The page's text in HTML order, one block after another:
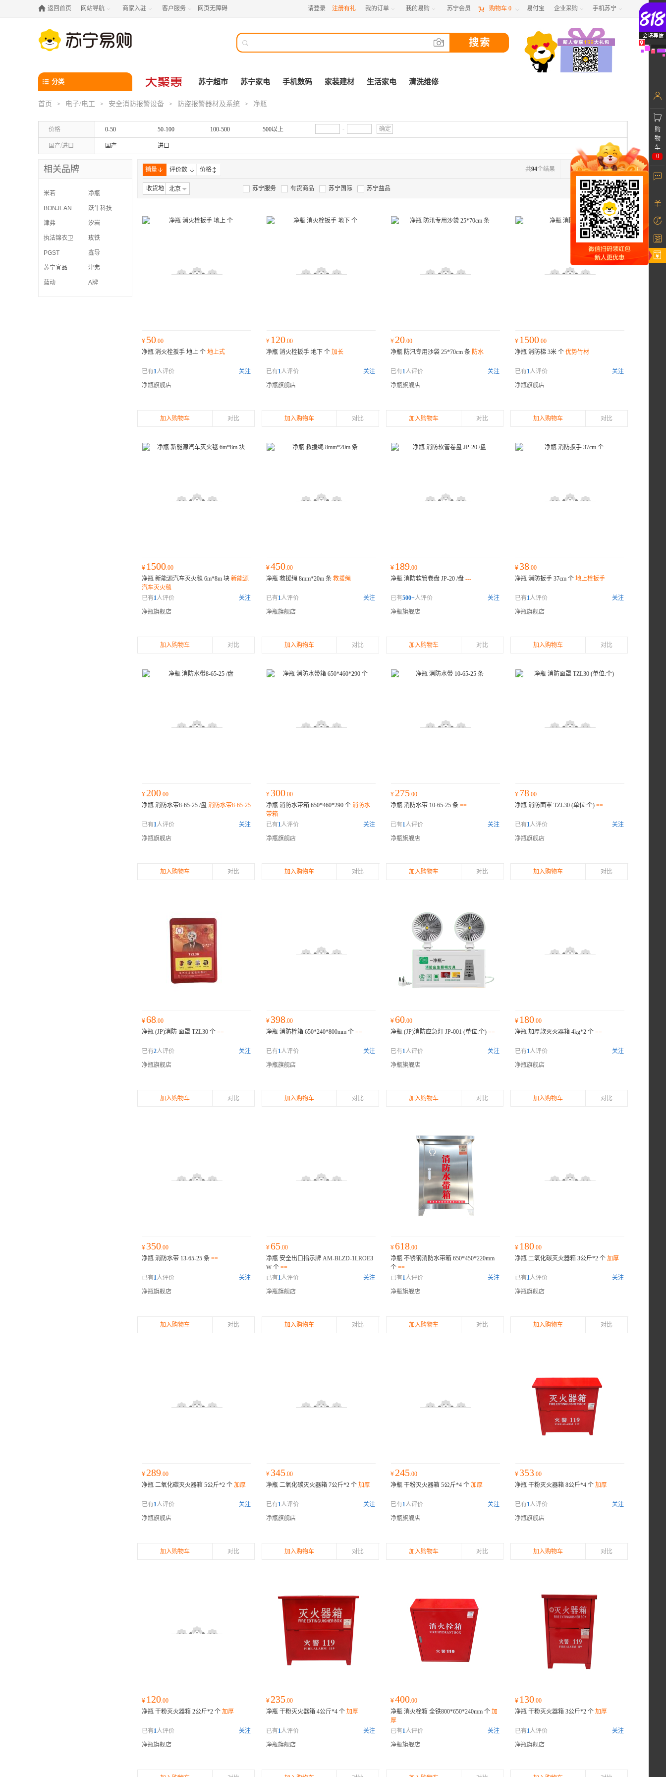
 返回首页 网站导航  商家入驻  客户服务  网页无障碍 请登录 注册有礼 我的订单  我的易购  苏宁会员  购物车 0  易付宝 企业采购  手机苏宁 

分类 苏宁超市 苏宁家电 手机数码 家装建材 生活家电 清洗维修
首页 > 电子/电工 > 安全消防报警设备 > 防盗报警器材及系统 > 净瓶
价格 0-50 50-100 100-500 500以上 - 确定
国产/进口 国产 进口
销量 评价数 价格 1/2
共94个结果
收货地 北京 苏宁服务 有货商品 苏宁国际 苏宁益品
¥ 50.00
净瓶 消火栓扳手 地上 个 地上式
已有1人评价
关注
净瓶旗舰店
加入购物车 对比
¥ 120.00
净瓶 消火栓扳手 地下 个 加长
已有1人评价
关注
净瓶旗舰店
加入购物车 对比
¥ 20.00
净瓶 防汛专用沙袋 25*70cm 条 防水
已有1人评价
关注
净瓶旗舰店
加入购物车 对比
¥ 1500.00
净瓶 消防梯 3米 个 优势竹材
已有1人评价
关注
净瓶旗舰店
加入购物车 对比
¥ 1500.00
净瓶 新能源汽车灭火毯 6m*8m 块 新能源
汽车灭火毯
已有1人评价
关注
净瓶旗舰店
加入购物车 对比
¥450.00
净瓶 救援绳 8mm*20m 条 救援绳
已有1人评价
关注
净瓶旗舰店
加入购物车 对比
¥ 189.00
净瓶 消防软管卷盘 JP-20 /盘 ---
已有500+人评价
关注
净瓶旗舰店
加入购物车 对比
¥ 38.00
净瓶 消防扳手 37cm 个 地上栓扳手
已有1人评价
关注
净瓶旗舰店
加入购物车 对比
¥ 200.00
净瓶 消防水带8-65-25 /盘 消防水带8-65-25
已有1人评价
关注
净瓶旗舰店
加入购物车 对比
¥ 300.00
净瓶 消防水带箱 650*460*290 个 消防水
带箱
已有1人评价
关注
净瓶旗舰店
加入购物车 对比
¥ 275.00
净瓶 消防水带 10-65-25 条 ==
已有1人评价
关注
净瓶旗舰店
加入购物车 对比
¥ 78.00
净瓶 消防面罩 TZL30 (单位:个) ==
已有1人评价
关注
净瓶旗舰店
加入购物车 对比
¥68.00
净瓶 (JP)消防 面罩 TZL30 个 ==
已有2人评价
关注
净瓶旗舰店
加入购物车 对比
¥ 398.00
净瓶 消防栓箱 650*240*800mm 个 ==
已有1人评价
关注
净瓶旗舰店
加入购物车 对比
¥60.00
净瓶 (JP)消防应急灯 JP-001 (单位:个) ==
已有1人评价
关注
净瓶旗舰店
加入购物车 对比
¥ 180.00
净瓶 加厚款灭火器箱 4kg*2 个 ==
已有1人评价
关注
净瓶旗舰店
加入购物车 对比
¥ 350.00
净瓶 消防水带 13-65-25 条 ==
已有1人评价
关注
净瓶旗舰店
加入购物车 对比
¥65.00
净瓶 安全出口指示牌 AM-BLZD-1LROE3
W 个 ==
已有1人评价
关注
净瓶旗舰店
加入购物车 对比
¥618.00
净瓶 不锈钢消防水带箱 650*450*220mm
个 ==
已有1人评价
关注
净瓶旗舰店
加入购物车 对比
¥ 180.00
净瓶 二氧化碳灭火器箱 3公斤*2 个 加厚
已有1人评价
关注
净瓶旗舰店
加入购物车 对比
¥ 289.00
净瓶 二氧化碳灭火器箱 5公斤*2 个 加厚
已有1人评价
关注
净瓶旗舰店
加入购物车 对比
¥ 345.00
净瓶 二氧化碳灭火器箱 7公斤*2 个 加厚
已有1人评价
关注
净瓶旗舰店
加入购物车 对比
¥ 245.00
净瓶 干粉灭火器箱 5公斤*4 个 加厚
已有1人评价
关注
净瓶旗舰店
加入购物车 对比
¥ 353.00
净瓶 干粉灭火器箱 8公斤*4 个 加厚
已有1人评价
关注
净瓶旗舰店
加入购物车 对比
¥ 120.00
净瓶 干粉灭火器箱 2公斤*2 个 加厚
已有1人评价
关注
净瓶旗舰店
¥ 235.00
净瓶 干粉灭火器箱 4公斤*4 个 加厚
已有1人评价
关注
净瓶旗舰店
¥400.00
净瓶 消火栓箱 全铁800*650*240mm 个 加
厚
已有1人评价
关注
净瓶旗舰店
¥ 130.00
净瓶 干粉灭火器箱 3公斤*2 个 加厚
已有1人评价
关注
净瓶旗舰店
相关品牌
米若 净瓶
BONJEAN 跃牛科技
津弗 汐岩
执法锦衣卫 玫铁
PGST 鑫导
苏宁宜品 津弗
蓝动 A牌
购
物
车
0